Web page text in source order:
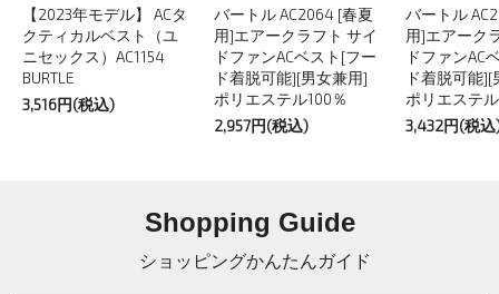
【2023年モデル】 ACタ
クティカルベスト（ユ
ニセックス）AC1154
BURTLE
3,516円(税込)
バートル AC2064 [春夏
用]エアークラフト サイ
ドファンACベスト[フー
ド着脱可能][男女兼用]
ポリエステル100％
2,957円(税込)
バートル
用]エアーク
ドファンAC
ド着脱可能][
ポリエステ
3,432円(税込
Shopping Guide
ショッピングかんたんガイド